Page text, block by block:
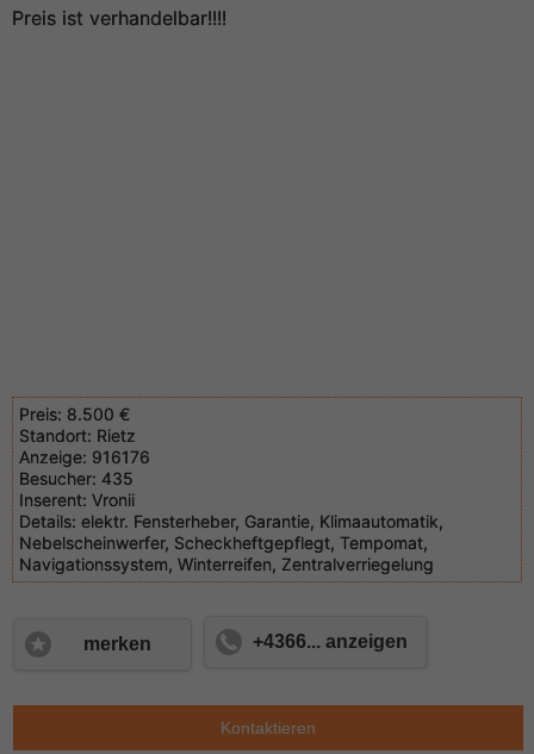
Preis ist verhandelbar!!!!
Preis: 8.500 €
Standort: Rietz
Anzeige: 916176
Besucher: 435
Inserent: Vronii
Details: elektr. Fensterheber, Garantie, Klimaautomatik,
Nebelscheinwerfer, Scheckheftgepflegt, Tempomat,
Navigationssystem, Winterreifen, Zentralverriegelung
merken +4366... anzeigen
Kontaktieren